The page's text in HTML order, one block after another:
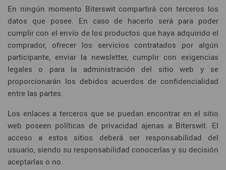
En ningún momento Biterswit compartirá con terceros los
datos que posee. En caso de hacerlo será para poder
cumplir con el envío de los productos que haya adquirido el
comprador, ofrecer los servicios contratados por algún
participante, enviar la newsletter, cumplir con exigencias
legales o para la administración del sitio web y se
proporcionarán los debidos acuerdos de confidencialidad
entre las partes.
Los enlaces a terceros que se puedan encontrar en el sitio
web poseen políticas de privacidad ajenas a Biterswit. El
acceso a estos sitios deberá ser responsabilidad del
usuario, siendo su responsabilidad conocerlas y su decisión
aceptarlas o no.